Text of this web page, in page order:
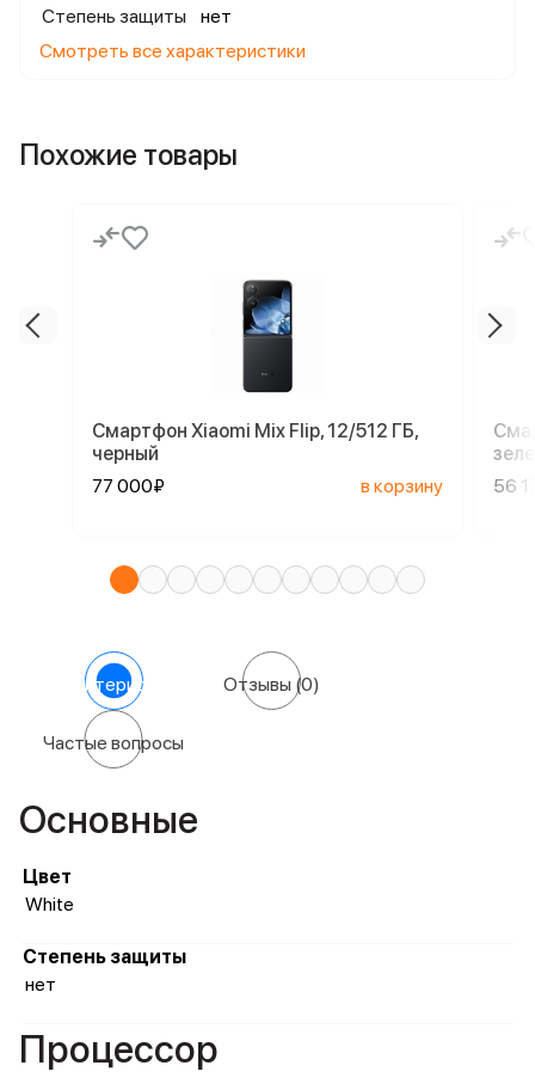
Степень защиты
нет
Смотреть все характеристики
Похожие товары
Смартфон Xiaomi Mix Flip, 12/512 ГБ,
черный
77 000₽
в корзину
56
Характеристики Отзывы (0)
Частые вопросы
Основные
Цвет
White
Степень защиты
нет
Процессор